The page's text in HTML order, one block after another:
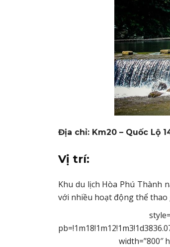
Địa chỉ: Km20 – Quốc Lộ
Vị trí:
Khu du lịch Hòa Phú Thành
với nhiều hoạt động thể thao
width=”800″